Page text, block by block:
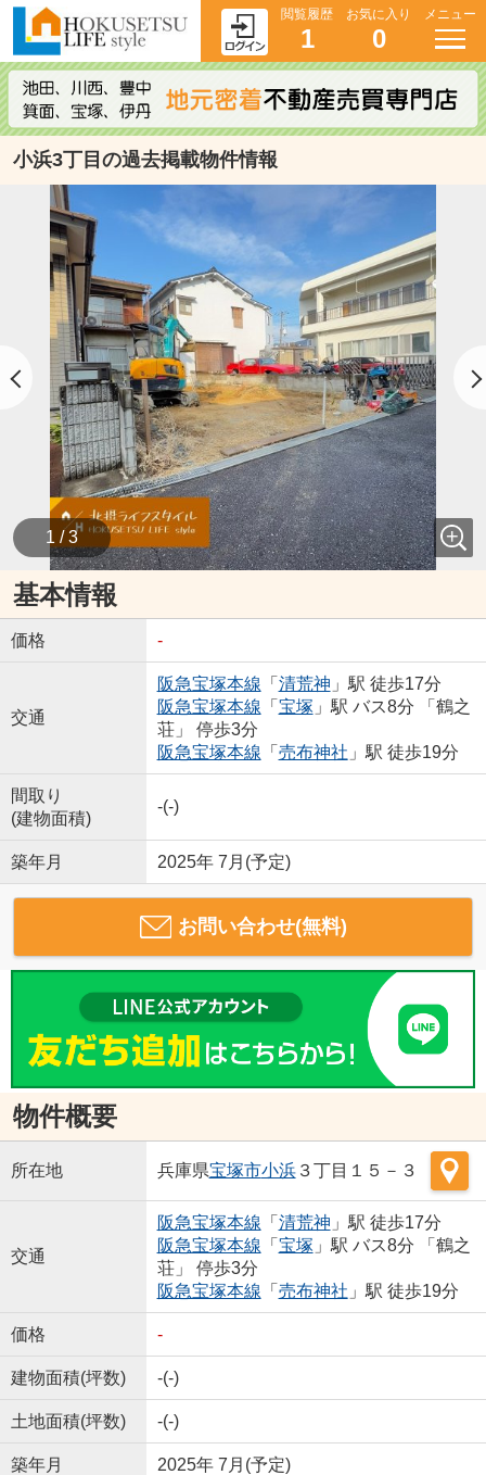
閲覧履歴
1
お気に入り
0
メニュー
小浜3丁目の過去掲載物件情報
1 / 3
基本情報
価格 -
交通
阪急宝塚本線 「 清荒神 」駅 徒歩17分
阪急宝塚本線 「 宝塚 」駅 バス8分 「鶴之
荘」 停歩3分
阪急宝塚本線 「 売布神社 」駅 徒歩19分
間取り
(建物面積)
-(-)
築年月 2025年 7月(予定)
お問い合わせ(無料)
物件概要
所在地 兵庫県宝塚市小浜３丁目１５－３
交通
阪急宝塚本線 「 清荒神 」駅 徒歩17分
阪急宝塚本線 「 宝塚 」駅 バス8分 「鶴之
荘」 停歩3分
阪急宝塚本線 「 売布神社 」駅 徒歩19分
価格 -
建物面積(坪数) -(-)
土地面積(坪数) -(-)
築年月 2025年 7月(予定)